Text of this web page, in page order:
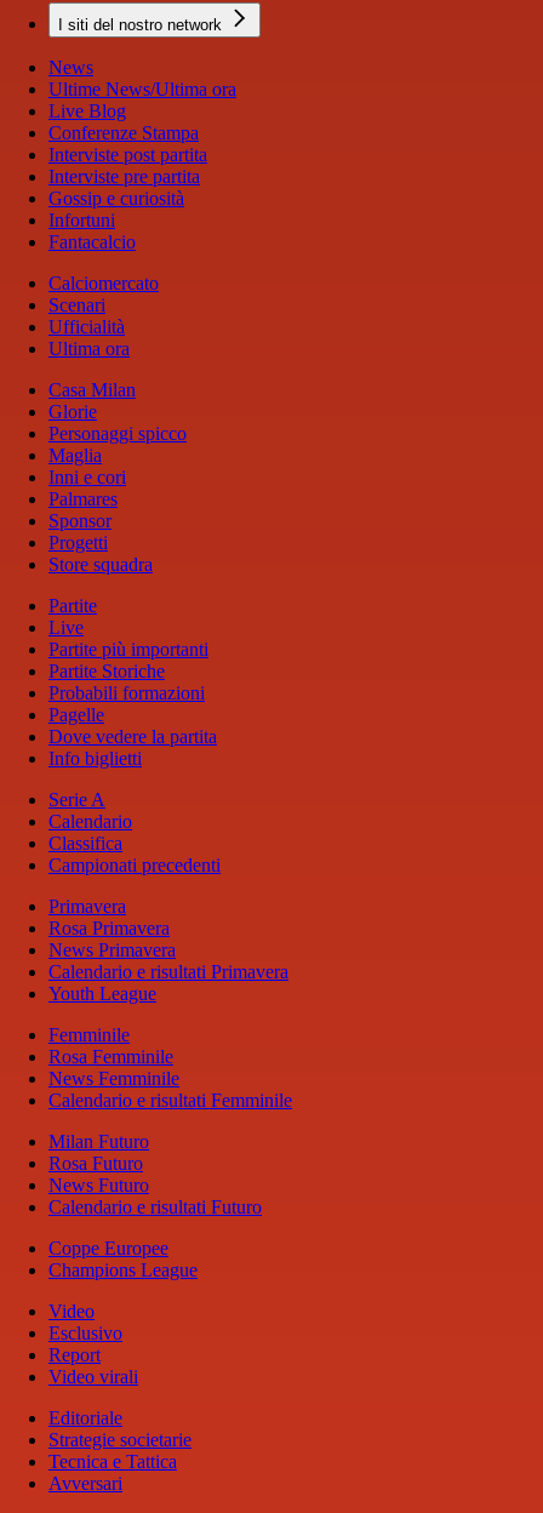
I siti del nostro network
News
Ultime News/Ultima ora
Live Blog
Conferenze Stampa
Interviste post partita
Interviste pre partita
Gossip e curiosità
Infortuni
Fantacalcio
Calciomercato
Scenari
Ufficialità
Ultima ora
Casa Milan
Glorie
Personaggi spicco
Maglia
Inni e cori
Palmares
Sponsor
Progetti
Store squadra
Partite
Live
Partite più importanti
Partite Storiche
Probabili formazioni
Pagelle
Dove vedere la partita
Info biglietti
Serie A
Calendario
Classifica
Campionati precedenti
Primavera
Rosa Primavera
News Primavera
Calendario e risultati Primavera
Youth League
Femminile
Rosa Femminile
News Femminile
Calendario e risultati Femminile
Milan Futuro
Rosa Futuro
News Futuro
Calendario e risultati Futuro
Coppe Europee
Champions League
Video
Esclusivo
Report
Video virali
Editoriale
Strategie societarie
Tecnica e Tattica
Avversari